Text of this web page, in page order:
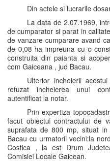
Din actele si lucrarile
La data de 2.07.1969,
de cumparator si parat in
de vanzare cumparare avand
de 0,08 ha impreuna cu o
construita din paianta si
com Gaiceana , jud Bacau.
Ulterior incheierii
refuzat incheierea unui
autentificat la notar.
Prin expertiza
facut obiectul contractului de
suprafata de 800 mp, situat
Bacau cu urmatorii vecini:la
Costica , la est Drum
Comisiei Locale Gaicean.